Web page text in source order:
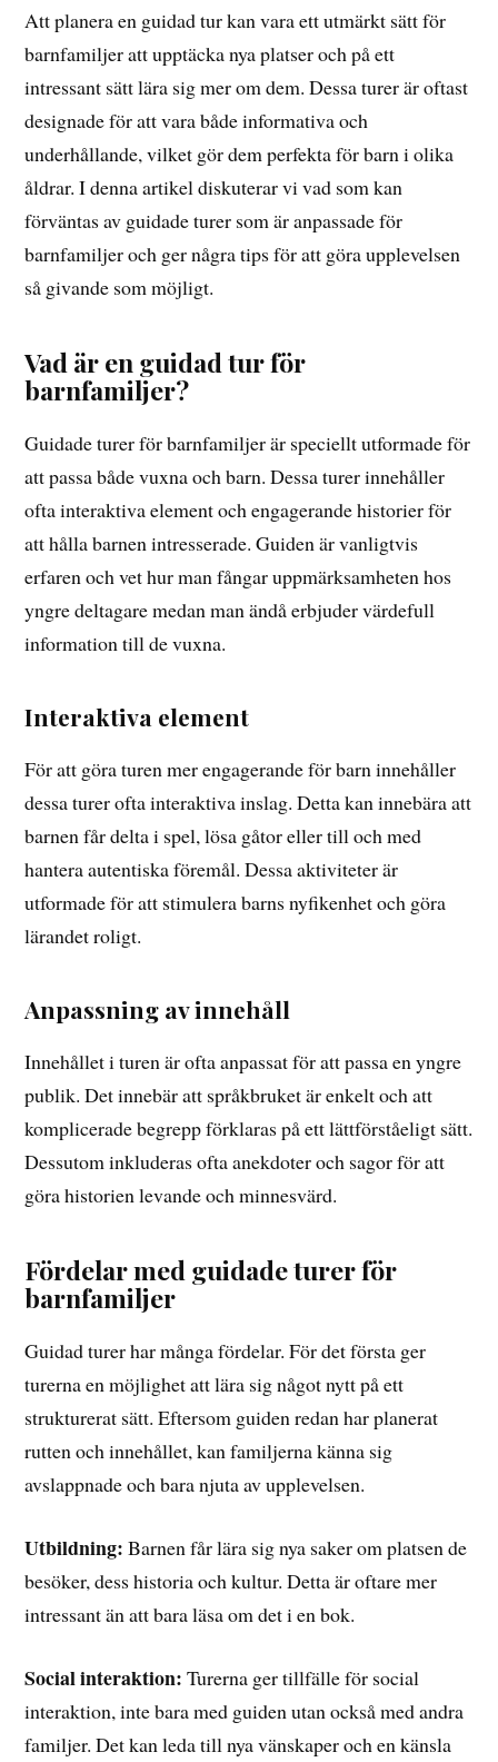
Att planera en guidad tur kan vara ett utmärkt sätt för
barnfamiljer att upptäcka nya platser och på ett
intressant sätt lära sig mer om dem. Dessa turer är oftast
designade för att vara både informativa och
underhållande, vilket gör dem perfekta för barn i olika
åldrar. I denna artikel diskuterar vi vad som kan
förväntas av guidade turer som är anpassade för
barnfamiljer och ger några tips för att göra upplevelsen
så givande som möjligt.
Vad är en guidad tur för
barnfamiljer?
Guidade turer för barnfamiljer är speciellt utformade för
att passa både vuxna och barn. Dessa turer innehåller
ofta interaktiva element och engagerande historier för
att hålla barnen intresserade. Guiden är vanligtvis
erfaren och vet hur man fångar uppmärksamheten hos
yngre deltagare medan man ändå erbjuder värdefull
information till de vuxna.
Interaktiva element
För att göra turen mer engagerande för barn innehåller
dessa turer ofta interaktiva inslag. Detta kan innebära att
barnen får delta i spel, lösa gåtor eller till och med
hantera autentiska föremål. Dessa aktiviteter är
utformade för att stimulera barns nyfikenhet och göra
lärandet roligt.
Anpassning av innehåll
Innehållet i turen är ofta anpassat för att passa en yngre
publik. Det innebär att språkbruket är enkelt och att
komplicerade begrepp förklaras på ett lättförståeligt sätt.
Dessutom inkluderas ofta anekdoter och sagor för att
göra historien levande och minnesvärd.
Fördelar med guidade turer för
barnfamiljer
Guidad turer har många fördelar. För det första ger
turerna en möjlighet att lära sig något nytt på ett
strukturerat sätt. Eftersom guiden redan har planerat
rutten och innehållet, kan familjerna känna sig
avslappnade och bara njuta av upplevelsen.
Utbildning: Barnen får lära sig nya saker om platsen de
besöker, dess historia och kultur. Detta är oftare mer
intressant än att bara läsa om det i en bok.
Social interaktion: Turerna ger tillfälle för social
interaktion, inte bara med guiden utan också med andra
familjer. Det kan leda till nya vänskaper och en känsla